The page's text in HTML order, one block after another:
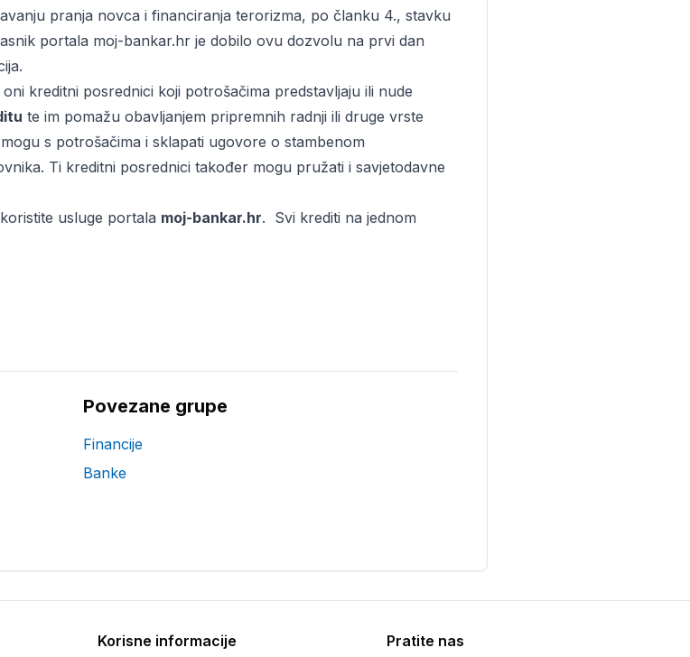
pranja novca i financiranja terorizma, po članku 4., stavku
portala moj-bankar.hr je dobilo ovu dozvolu na prvi dan
kreditni posrednici koji potrošačima predstavljaju ili nude
te im pomažu obavljanjem pripremnih radnji ili druge vrste
s potrošačima i sklapati ugovore o stambenom
Ti kreditni posrednici također mogu pružati i savjetodavne
usluge portala moj-bankar.hr. Svi krediti na jednom
Povezane grupe
Financije
Banke
Korisne informacije Pratite nas